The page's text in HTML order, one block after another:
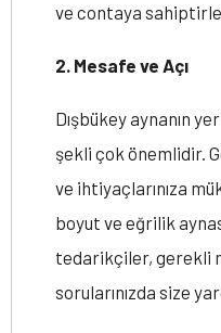
ve contaya
2. Mesafe ve Açı
Dışbükey aynanın
şekli çok önemlidir.
ve ihtiyaçlarınıza
boyut ve eğrilik
tedarikçiler, gerekli
sorularınızda size